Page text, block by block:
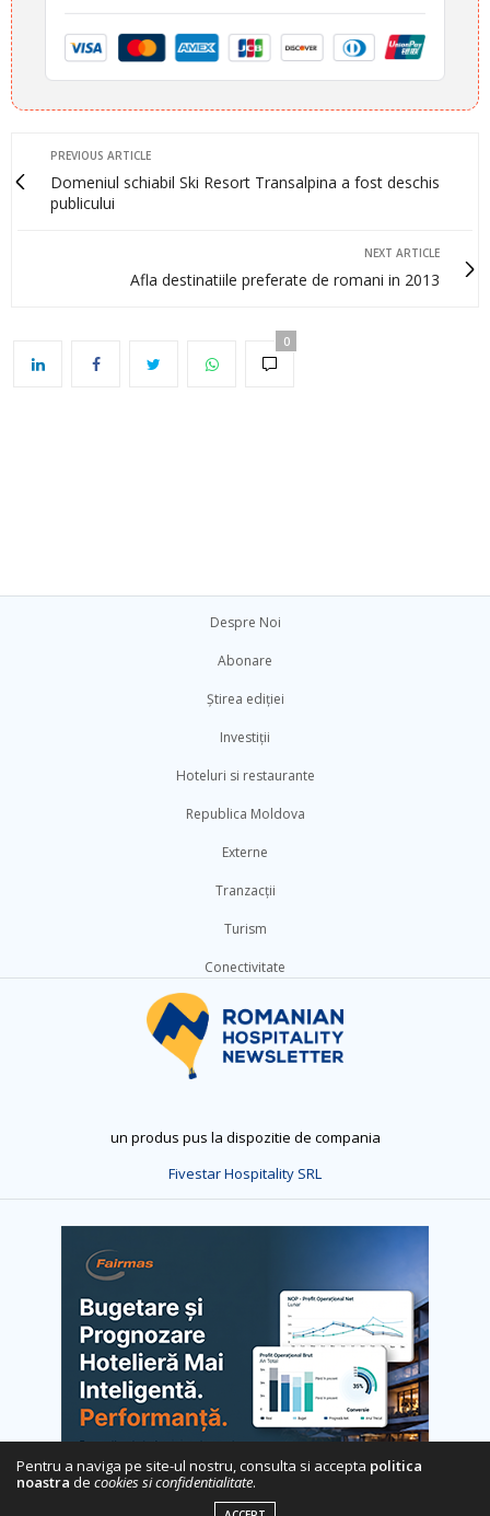
PREVIOUS ARTICLE
Domeniul schiabil Ski Resort Transalpina a fost deschis
publicului
NEXT ARTICLE
Afla destinatiile preferate de romani in 2013
0
Despre Noi
Abonare
Știrea ediției
Investiții
Hoteluri si restaurante
Republica Moldova
Externe
Tranzacții
Turism
Conectivitate
un produs pus la dispozitie de compania
Fivestar Hospitality SRL
Pentru a naviga pe site-ul nostru, consulta si accepta politica
noastra de cookies si confidentialitate.